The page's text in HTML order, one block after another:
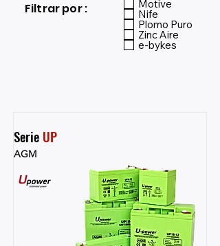
Filtrar por : Motive
Nife
Plomo Puro
Zinc Aire
e-bykes
Serie UP
AGM